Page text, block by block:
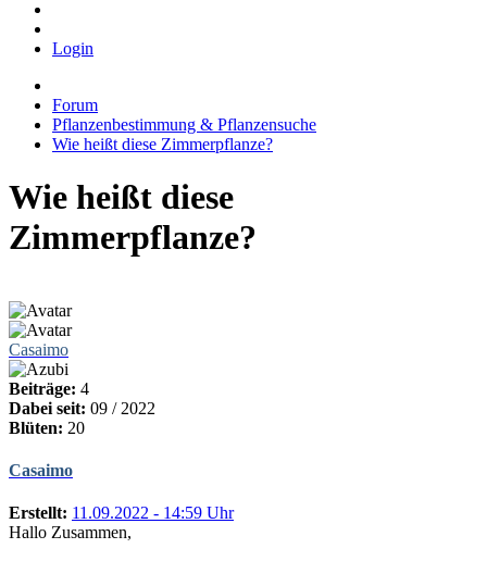
Login
Forum
Pflanzenbestimmung & Pflanzensuche
Wie heißt diese Zimmerpflanze?
Wie heißt diese
Zimmerpflanze?
Casaimo
Beiträge: 4
Dabei seit: 09 / 2022
Blüten: 20
Casaimo
Erstellt: 11.09.2022 - 14:59 Uhr
Hallo Zusammen,